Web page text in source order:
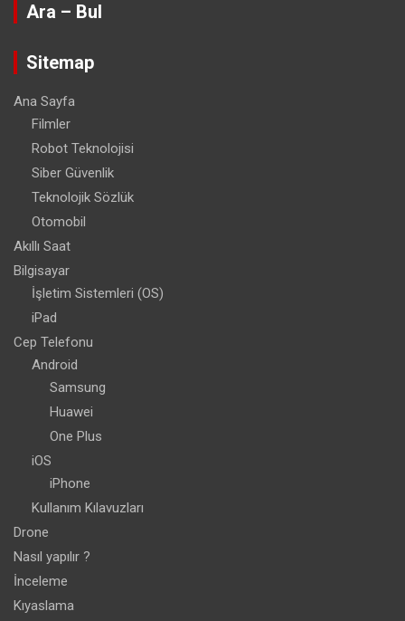
Ara – Bul
Sitemap
Ana Sayfa
Filmler
Robot Teknolojisi
Siber Güvenlik
Teknolojik Sözlük
Otomobil
Akıllı Saat
Bilgisayar
İşletim Sistemleri (OS)
iPad
Cep Telefonu
Android
Samsung
Huawei
One Plus
iOS
iPhone
Kullanım Kılavuzları
Drone
Nasıl yapılır ?
İnceleme
Kıyaslama